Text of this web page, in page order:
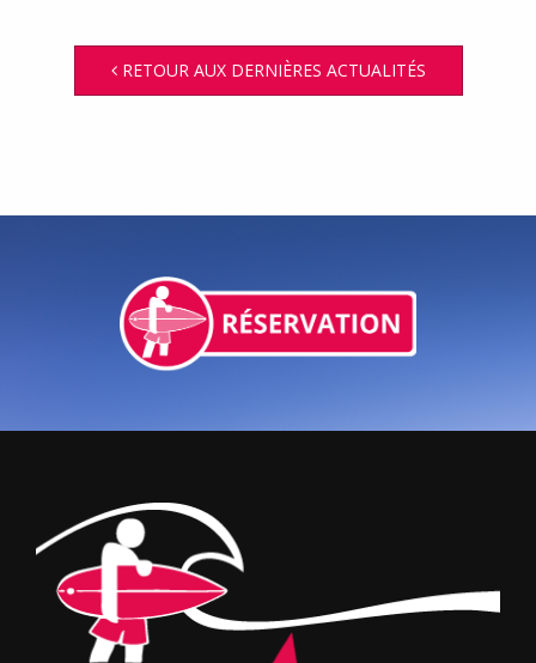
RETOUR AUX DERNIÈRES ACTUALITÉS